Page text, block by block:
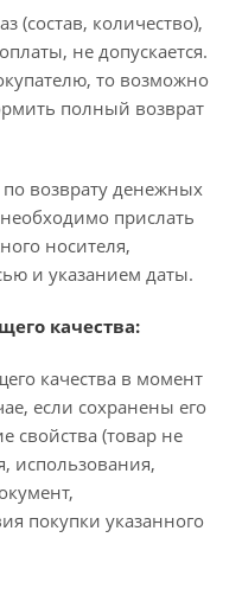
(состав, количество),
не допускается.
то возможно
полный возврат
возврату денежных
прислать
носителя,
и указанием даты.
качества:
качества в момент
если сохранены его
свойства (товар не
использования,
покупки указанного